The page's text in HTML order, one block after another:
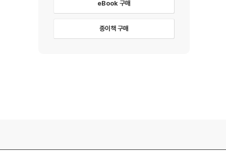
eBook 구매
종이책 구매